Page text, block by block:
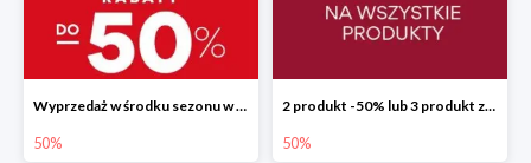
Wyprzedaż w środku sezonu w CCC do -50%
50%
2 produkt -50% lub 3 produkt za 1 grosz
50%